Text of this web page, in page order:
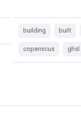
building built
copernicus ghsl